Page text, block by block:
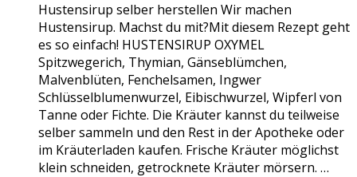
Hustensirup selber herstellen Wir machen
Hustensirup. Machst du mit?Mit diesem Rezept geht
es so einfach! HUSTENSIRUP OXYMEL
Spitzwegerich, Thymian, Gänseblümchen,
Malvenblüten, Fenchelsamen, Ingwer
Schlüsselblumenwurzel, Eibischwurzel, Wipferl von
Tanne oder Fichte. Die Kräuter kannst du teilweise
selber sammeln und den Rest in der Apotheke oder
im Kräuterladen kaufen. Frische Kräuter möglichst
klein schneiden, getrocknete Kräuter mörsern. …